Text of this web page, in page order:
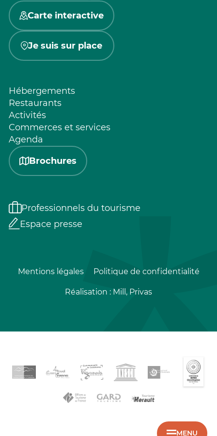
MENU
Carte interactive
Je suis sur place
Hébergements
Restaurants
Activités
Commerces et services
Agenda
Brochures
Professionnels du tourisme
Espace presse
Mentions légales Politique de confidentialité
Réalisation : Mill, Privas